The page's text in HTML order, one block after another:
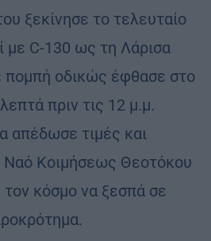
ξεκίνησε το τελευταίο
με C-130 ως τη Λάρισα
πομπή οδικώς έφθασε στο
πριν τις 12 μ.μ.
απέδωσε τιμές και
Ναό Κοιμήσεως Θεοτόκου
κόσμο να ξεσπά σε